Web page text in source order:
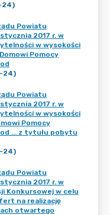
24)
Powiatu
2017 r. w
w wysokości
Pomocy
24)
Powiatu
2017 r. w
w wysokości
Pomocy
... z tytułu pobytu
24)
Powiatu
2017 r. w
Konkursowej w celu
na realizację
otwartego